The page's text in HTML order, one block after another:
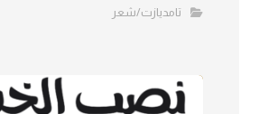
تامديازت/شعر